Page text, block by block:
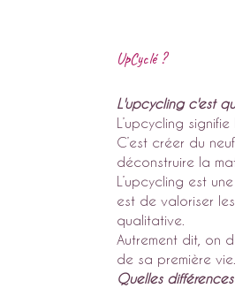
UpCyclé ?
L'upcycling c'est
L’upcycling
C’est créer du
déconstruire la
L’upcycling est
est de valoriser
qualitative.
Autrement dit, on
de sa première vie.
Quelles di